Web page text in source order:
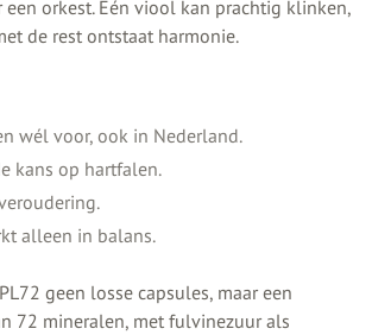
een orkest. Eén viool kan prachtig klinken,
de rest ontstaat harmonie.
wél voor, ook in Nederland.
kans op hartfalen.
alleen in balans.
geen losse capsules, maar een
72 mineralen, met fulvinezuur als